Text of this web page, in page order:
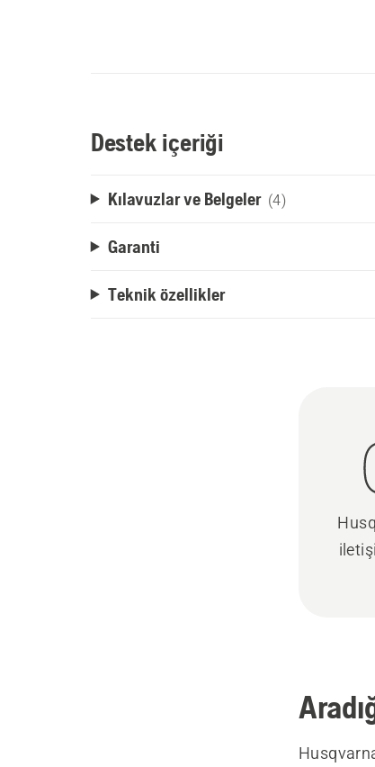
Destek içeriği
Kılavuzlar ve Belgeler (4)
Garanti
Teknik özellikler